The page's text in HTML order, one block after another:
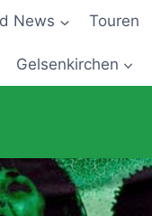
News Touren
Gelsenkirchen